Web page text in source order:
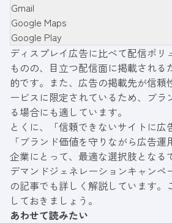
Gmail
Google Maps
Google Play
ディスプレイ広告に比べて配信ボリ
ものの、目立つ配信面に掲載される
的です。また、広告の掲載先が信頼
ービスに限定されているため、ブラ
る場合にも適しています。
とくに、「信頼できないサイトに広
「ブランド価値を守りながら広告
企業にとって、最適な選択肢となる
デマンドジェネレーションキャンペ
の記事でも詳しく解説しています。
しておきましょう。
あわせて読みたい